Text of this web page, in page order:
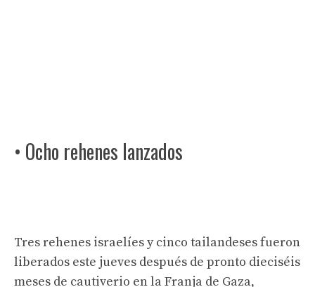
• Ocho rehenes lanzados
Tres rehenes israelíes y cinco tailandeses fueron
liberados este jueves después de pronto dieciséis
meses de cautiverio en la Franja de Gaza,